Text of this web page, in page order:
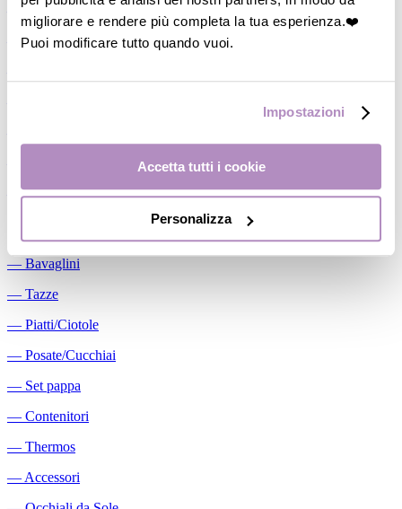
migliorare e rendere più completa la tua esperienza.❤️
Puoi modificare tutto quando vuoi.
Impostazioni
Accetta tutti i cookie
Personalizza
―
Tettarelle
―Succhietti
Conservalatte Materno
―Massaggiagengive
― Bavaglini
― Tazze
― Piatti/Ciotole
― Posate/Cucchiai
― Set pappa
― Contenitori
― Thermos
― Accessori